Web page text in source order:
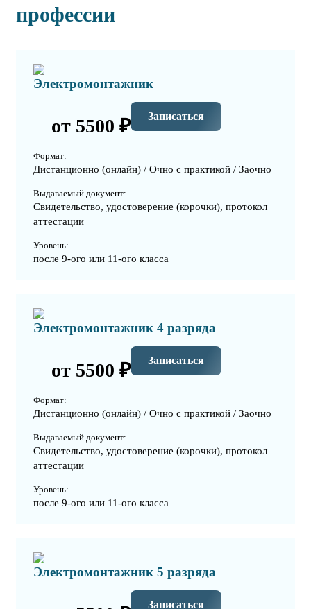
профессии
Электромонтажник
от 5500 ₽ Записаться
Формат:
Дистанционно (онлайн) / Очно с практикой / Заочно
Выдаваемый документ:
Свидетельство, удостоверение (корочки), протокол
аттестации
Уровень:
после 9-ого или 11-ого класса
Электромонтажник 4 разряда
от 5500 ₽ Записаться
Формат:
Дистанционно (онлайн) / Очно с практикой / Заочно
Выдаваемый документ:
Свидетельство, удостоверение (корочки), протокол
аттестации
Уровень:
после 9-ого или 11-ого класса
Электромонтажник 5 разряда
Записаться